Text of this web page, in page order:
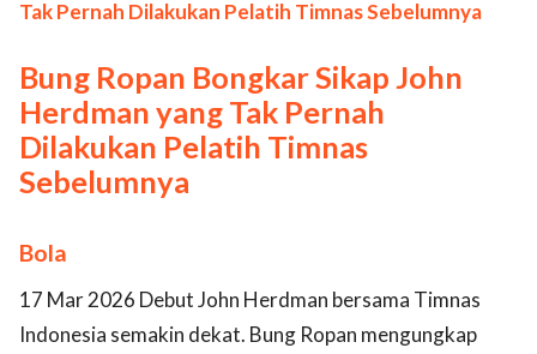
Bung Ropan Bongkar Sikap John
Herdman yang Tak Pernah
Dilakukan Pelatih Timnas
Sebelumnya
Bola
17 Mar 2026 Debut John Herdman bersama Timnas
Indonesia semakin dekat. Bung Ropan mengungkap